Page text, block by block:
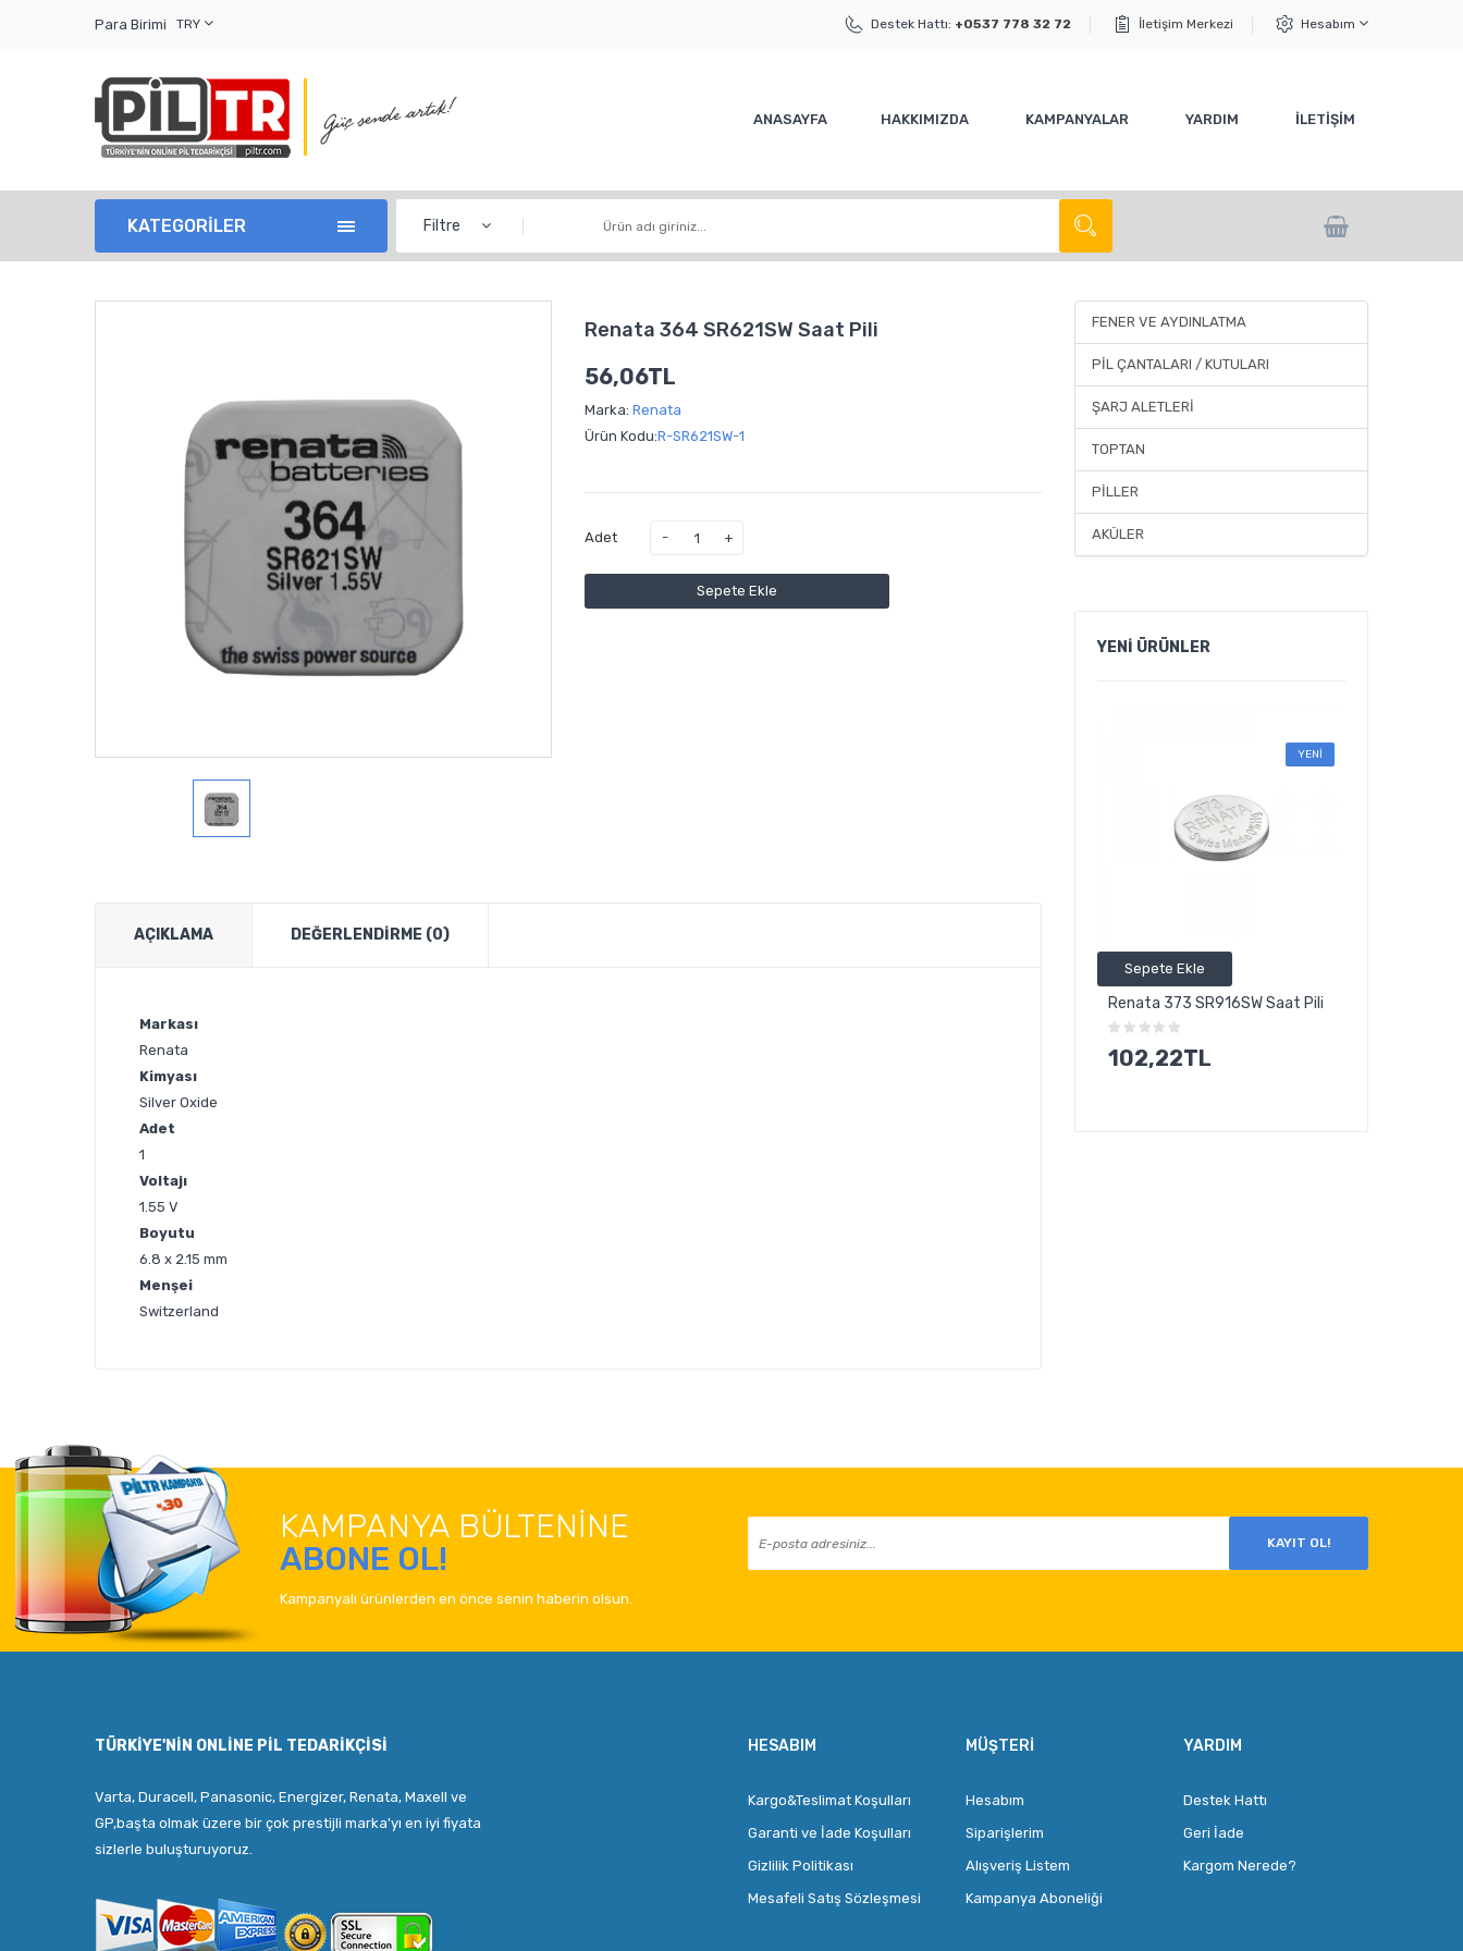
Para Birimi TRY Destek Hattı: +0537 778 32 72 İletişim Merkezi Hesabım
ANASAYFA HAKKIMIZDA KAMPANYALAR YARDIM İLETİŞİM
KATEGORİLER Filtre
Renata 364 SR621SW Saat Pili
56,06TL
Marka: Renata
Ürün Kodu:R-SR621SW-1
Adet
Sepete Ekle
AÇIKLAMA DEĞERLENDIRME (0)
Markası
Renata
Kimyası
Silver Oxide
Adet
1
Voltajı
1.55 V
Boyutu
6.8 x 2.15 mm
Menşei
Switzerland
FENER VE AYDINLATMA
PİL ÇANTALARI / KUTULARI
ŞARJ ALETLERİ
TOPTAN
PİLLER
AKÜLER
YENİ ÜRÜNLER
YENİ
Sepete Ekle
Renata 373 SR916SW Saat Pili
102,22TL
KAMPANYA BÜLTENİNE
ABONE OL!
Kampanyalı ürünlerden en önce senin haberin olsun.
KAYIT OL!
TÜRKIYE'NIN ONLINE PIL TEDARIKÇISI
Varta, Duracell, Panasonic, Energizer, Renata, Maxell ve
GP,başta olmak üzere bir çok prestijli marka'yı en iyi fiyata
sizlerle buluşturuyoruz.
HESABIM
Kargo&Teslimat Koşulları
Garanti ve İade Koşulları
Gizlilik Politikası
Mesafeli Satış Sözleşmesi
MÜŞTERI
Hesabım
Siparişlerim
Alışveriş Listem
Kampanya Aboneliği
YARDIM
Destek Hattı
Geri İade
Kargom Nerede?